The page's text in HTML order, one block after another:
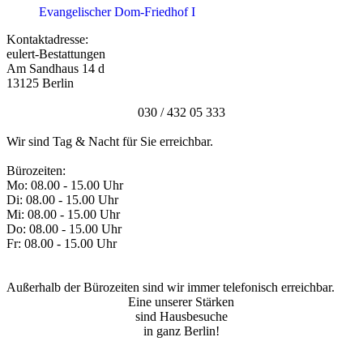
Evangelischer Dom-Friedhof I
Kontaktadresse:
eulert-Bestattungen
Am Sandhaus 14 d
13125 Berlin
030 / 432 05 333
Wir sind Tag & Nacht für Sie erreichbar.
Bürozeiten:
Mo: 08.00 - 15.00 Uhr
Di: 08.00 - 15.00 Uhr
Mi: 08.00 - 15.00 Uhr
Do: 08.00 - 15.00 Uhr
Fr: 08.00 - 15.00 Uhr
Außerhalb der Bürozeiten sind wir immer telefonisch erreichbar.
Eine unserer Stärken
sind Hausbesuche
in ganz Berlin!